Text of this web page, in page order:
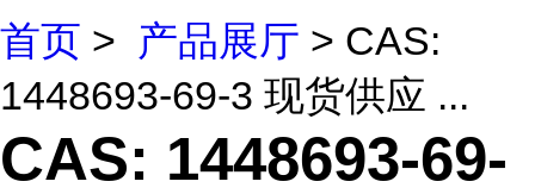
首页 > 产品展厅 > CAS:
1448693-69-3 现货供应 ...
CAS: 1448693-69-